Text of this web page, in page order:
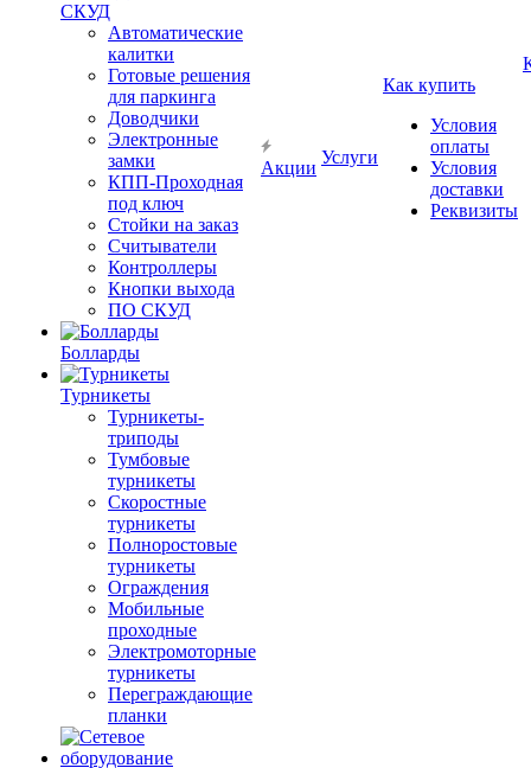
СКУД
Автоматические
калитки
Готовые решения
для паркинга
Доводчики
Электронные
замки
КПП-Проходная
под ключ
Стойки на заказ
Считыватели
Контроллеры
Кнопки выхода
ПО СКУД
Болларды
Турникеты
Турникеты-
триподы
Тумбовые
турникеты
Скоростные
турникеты
Полноростовые
турникеты
Ограждения
Мобильные
проходные
Электромоторные
турникеты
Переграждающие
планки
Акции
Услуги
Как купить
Условия
оплаты
Условия
доставки
Реквизиты